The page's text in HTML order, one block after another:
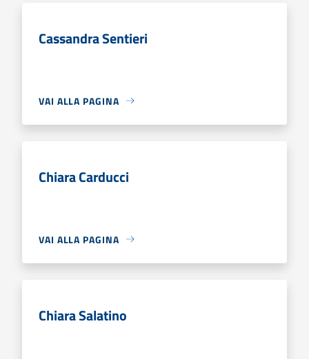
Cassandra Sentieri
VAI ALLA PAGINA
Chiara Carducci
VAI ALLA PAGINA
Chiara Salatino